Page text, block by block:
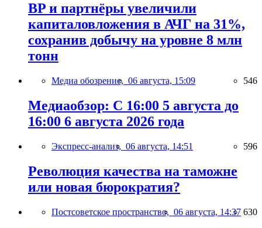
BP и партнёры увеличили
капиталовложения в АЧГ на 31%,
сохранив добычу на уровне 8 млн
тонн
Медиа обозрение, 06 августа, 15:09 546
Медиаобзор: С 16:00 5 августа до
16:00 6 августа 2026 года
Экспресс-анализ, 06 августа, 14:51 596
Революция качества на таможне
или новая бюрократия?
Постсоветское пространство, 06 августа, 14:37 630